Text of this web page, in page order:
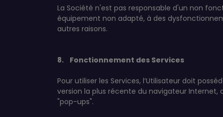
La Société n'est pas responsable d'un non
équipement non adapté, à des
autres raisons.
8. Fonctionnement des Services
Pour utiliser les Services, l’Utilisateur doit
version la plus récente du navigateur
"pop-ups".